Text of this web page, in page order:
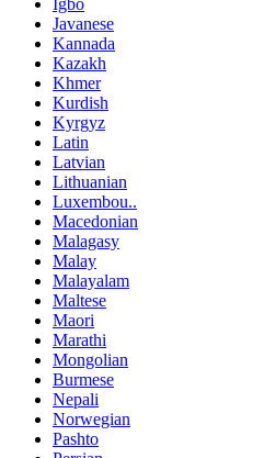
Igbo
Javanese
Kannada
Kazakh
Khmer
Kurdish
Kyrgyz
Latin
Latvian
Lithuanian
Luxembou..
Macedonian
Malagasy
Malay
Malayalam
Maltese
Maori
Marathi
Mongolian
Burmese
Nepali
Norwegian
Pashto